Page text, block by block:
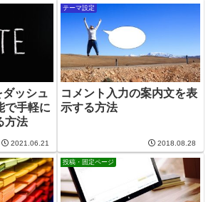
ッシュ
で手軽に
方法
2021.06.21
テーマ設定
コメント入力の案内文を表
示する方法
2018.08.28
投稿・固定ページ